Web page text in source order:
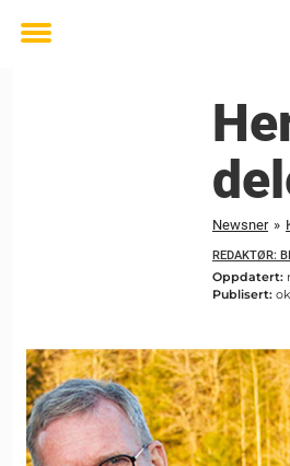
Toggle
Newsner »
REDAKTØR:
Oppdatert:
Publisert: